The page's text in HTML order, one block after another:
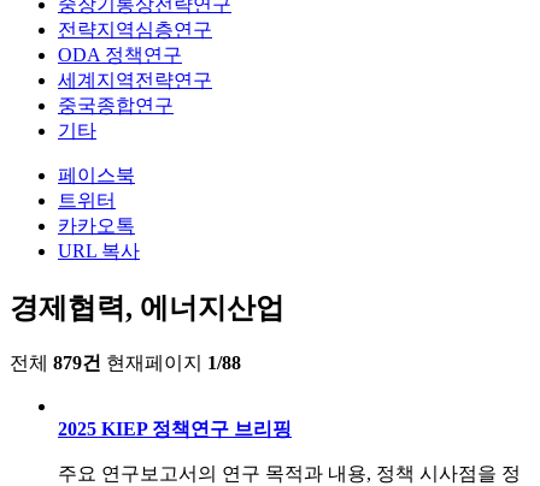
중장기통상전략연구
전략지역심층연구
ODA 정책연구
세계지역전략연구
중국종합연구
기타
페이스북
트위터
카카오톡
URL 복사
경제협력, 에너지산업
전체 879건 현재페이지 1/88
2025 KIEP 정책연구 브리핑
주요 연구보고서의 연구 목적과 내용, 정책 시사점을 정